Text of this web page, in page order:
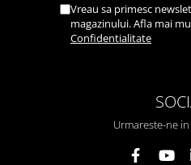
Vreau sa primesc
magazinului. Afla mai
Confidentialitate
Urmareste-ne